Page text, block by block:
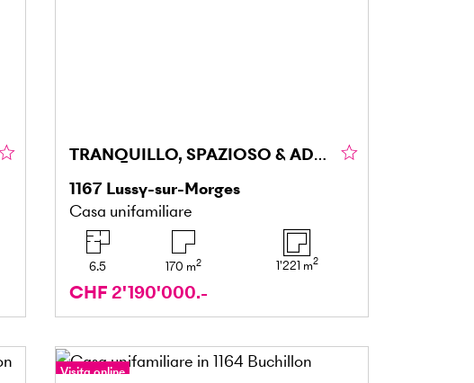
TRANQUILLO, SPAZIOSO & ADATTO ALLE FAMIGLIE
1167 Lussy-sur-Morges
Casa unifamiliare
6.5 170 m2 1'221 m2
CHF 2'190'000.-
Visita online